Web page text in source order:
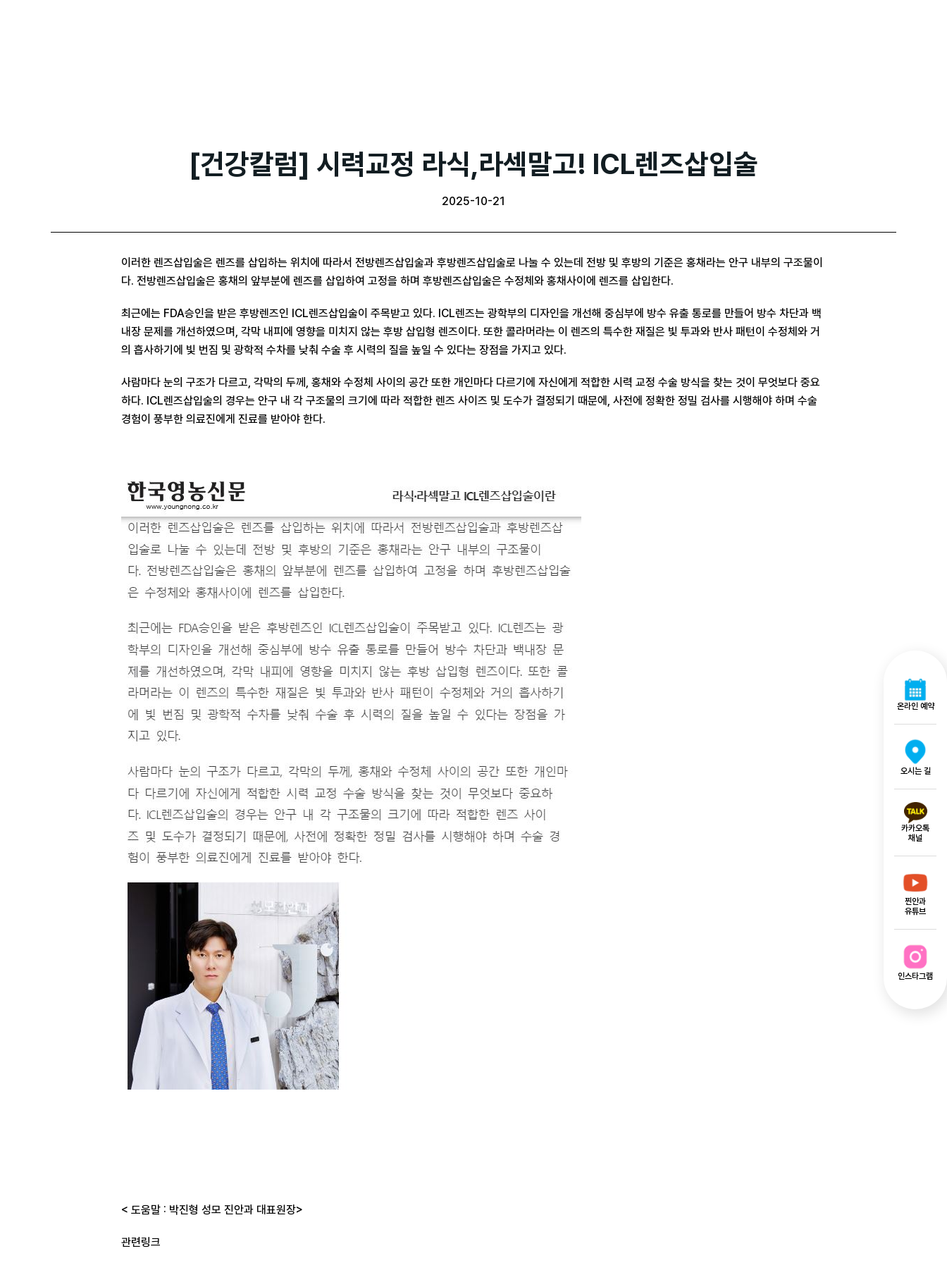
[건강칼럼] 시력교정 라식,라섹말고! ICL렌즈삽입술
2025-10-21
이러한 렌즈삽입술은 렌즈를 삽입하는 위치에 따라서 전방렌즈삽입술과 후방렌즈삽입술로 나눌 수 있는데 전방 및 후방의 기준은 홍채라는 안구 내부의 구조물이
다. 전방렌즈삽입술은 홍채의 앞부분에 렌즈를 삽입하여 고정을 하며 후방렌즈삽입술은 수정체와 홍채사이에 렌즈를 삽입한다.
최근에는 FDA승인을 받은 후방렌즈인 ICL렌즈삽입술이 주목받고 있다. ICL렌즈는 광학부의 디자인을 개선해 중심부에 방수 유출 통로를 만들어 방수 차단과 백
내장 문제를 개선하였으며, 각막 내피에 영향을 미치지 않는 후방 삽입형 렌즈이다. 또한 콜라머라는 이 렌즈의 특수한 재질은 빛 투과와 반사 패턴이 수정체와 거
의 흡사하기에 빛 번짐 및 광학적 수차를 낮춰 수술 후 시력의 질을 높일 수 있다는 장점을 가지고 있다.
사람마다 눈의 구조가 다르고, 각막의 두께, 홍채와 수정체 사이의 공간 또한 개인마다 다르기에 자신에게 적합한 시력 교정 수술 방식을 찾는 것이 무엇보다 중요
하다. ICL렌즈삽입술의 경우는 안구 내 각 구조물의 크기에 따라 적합한 렌즈 사이즈 및 도수가 결정되기 때문에, 사전에 정확한 정밀 검사를 시행해야 하며 수술
경험이 풍부한 의료진에게 진료를 받아야 한다.
< 도움말 : 박진형 성모 진안과 대표원장>
관련링크
온라인 예약
오시는 길
카카오톡
채널
찐안과
유튜브
인스타그램